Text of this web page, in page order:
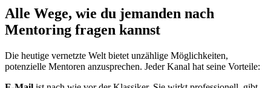
Alle Wege, wie du jemanden nach
Mentoring fragen kannst
Die heutige vernetzte Welt bietet unzählige Möglichkeiten,
potenzielle Mentoren anzusprechen. Jeder Kanal hat seine Vorteile: